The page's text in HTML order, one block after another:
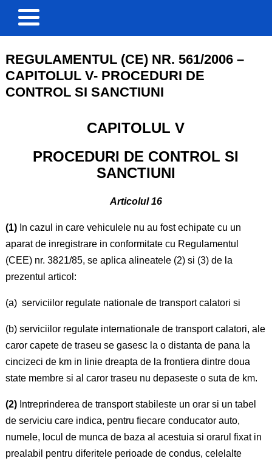
REGULAMENTUL (CE) NR. 561/2006 –
CAPITOLUL V- PROCEDURI DE
CONTROL SI SANCTIUNI
CAPITOLUL V
PROCEDURI DE CONTROL SI
SANCTIUNI
Articolul 16
(1)In cazul in care vehiculele nu au fost echipate cu un
aparat de inregistrare in conformitate cu Regulamentul
(CEE) nr. 3821/85, se aplica alineatele (2) si (3) de la
prezentul articol:
(a) serviciilor regulate nationale de transport calatori si
(b) serviciilor regulate internationale de transport calatori, ale
caror capete de traseu se gasesc la o distanta de pana la
cincizeci de km in linie dreapta de la frontiera dintre doua
state membre si al caror traseu nu depaseste o suta de km.
(2)Intreprinderea de transport stabileste un orar si un tabel
de serviciu care indica, pentru fiecare conducator auto,
numele, locul de munca de baza al acestuia si orarul fixat in
prealabil pentru diferitele perioade de condus, celelalte